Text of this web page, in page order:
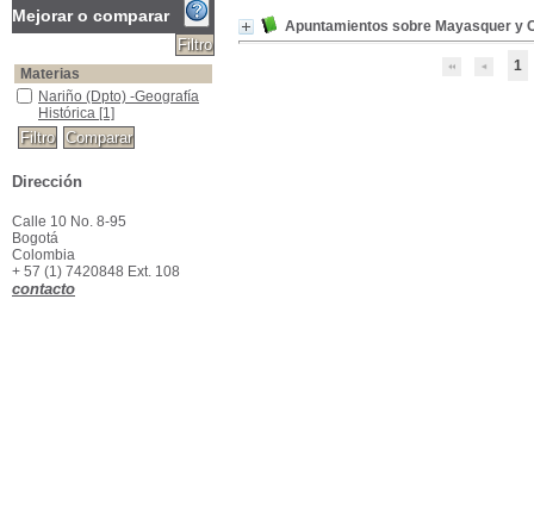
Apuntamientos sobre Mayasquer y
1
Mejorar o comparar
Materias
Nariño (Dpto) -Geografía Histórica
Nariño (Dpto) -Geografía
Histórica [1]
Dirección
Calle 10 No. 8-95
Bogotá
Colombia
+ 57 (1) 7420848 Ext. 108
contacto